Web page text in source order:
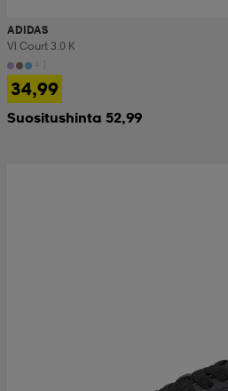
ADIDAS
Vl Court 3.0 K
34,99
Suositushinta 52,99